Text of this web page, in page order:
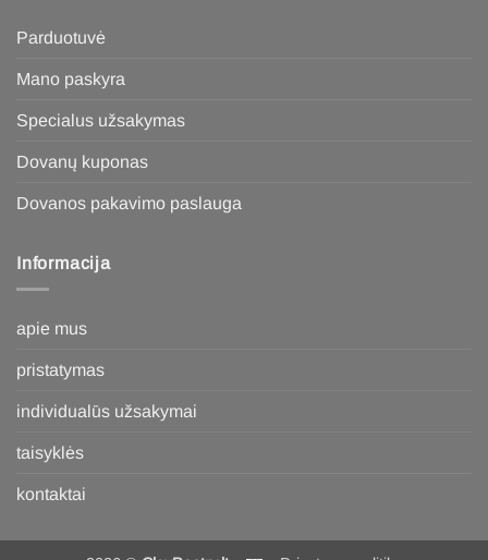
Parduotuvė
Mano paskyra
Specialus užsakymas
Dovanų kuponas
Dovanos pakavimo paslauga
Informacija
apie mus
pristatymas
individualūs užsakymai
taisyklės
kontaktai